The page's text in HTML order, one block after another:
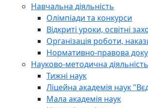
Навчальна діяльність
Олімпіади та конкурси
Відкриті уроки, освітні
Організація роботи,
Нормативно-правова
Науково-методична діяльність
Тижні наук
Ліцейна академія наук
Мала академія наук